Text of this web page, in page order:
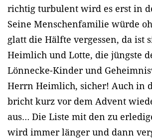
richtig turbulent wird es erst in
Seine Menschenfamilie würde
glatt die Hälfte vergessen, da ist
Heimlich und Lotte, die jüngste
Lönnecke-Kinder und
Herrn Heimlich, sicher! Auch in
bricht kurz vor dem Advent
aus… Die Liste mit den zu
wird immer länger und dann